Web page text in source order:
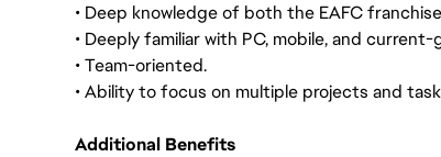
• Deep knowledge of both the EAFC
• Deeply familiar with PC, mobile, and
• Team-oriented.
• Ability to focus on multiple projects and
Additional Benefits